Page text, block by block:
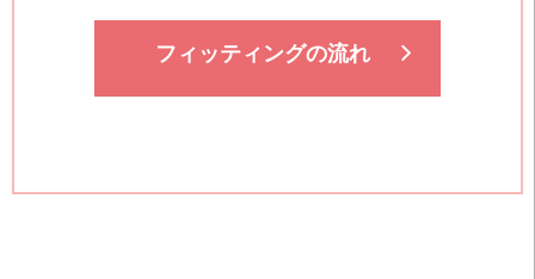
フィッティングの流れ